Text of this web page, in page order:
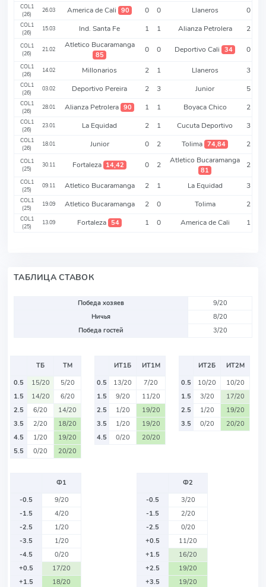
COL1
(26)
26.03 America de Cali 90 0 0 Llaneros 0
COL1
(26)
15.03 Ind. Santa Fe 1 1 Alianza Petrolera 2
COL1
(26)
21.02 Atletico Bucaramanga
85
0 0 Deportivo Cali 34 0
COL1
(26)
14.02 Millonarios 2 1 Llaneros 3
COL1
(26)
03.02 Deportivo Pereira 2 3 Junior 5
COL1
(26)
28.01 Alianza Petrolera 90 1 1 Boyaca Chico 2
COL1
(26)
23.01 La Equidad 2 1 Cucuta Deportivo 3
COL1
(26)
18.01 Junior 0 2 Tolima 74,84 2
COL1
(25)
30.11 Fortaleza 14,42 0 2 Atletico Bucaramanga
81
2
COL1
(25)
09.11 Atletico Bucaramanga 2 1 La Equidad 3
COL1
(25)
19.09 Atletico Bucaramanga 2 0 Tolima 2
COL1
(25)
13.09 Fortaleza 54 1 0 America de Cali 1
ТАБЛИЦА СТАВОК
Победа хозяев
9/20
Ничья
8/20
Победа гостей
3/20
ТБ
ТМ
0.5
15/20
5/20
1.5
14/20
6/20
2.5
6/20
14/20
3.5
2/20
18/20
4.5
1/20
19/20
5.5
0/20 20/20
ИТ1Б
ИТ1М
0.5
13/20
7/20
1.5
9/20
11/20
2.5
1/20
19/20
3.5
1/20
19/20
4.5
0/20 20/20
ИТ2Б
ИТ2М
0.5
10/20
10/20
1.5
3/20
17/20
2.5
1/20
19/20
3.5
0/20 20/20
Ф1
-0.5
9/20
-1.5
4/20
-2.5
1/20
-3.5
1/20
-4.5
0/20
+0.5
17/20
+1.5
18/20
Ф2
-0.5
3/20
-1.5
2/20
-2.5
0/20
+0.5
11/20
+1.5
16/20
+2.5
19/20
+3.5
19/20